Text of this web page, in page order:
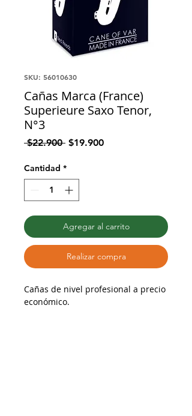
SKU: 56010630
Cañas Marca (France)
Superieure Saxo Tenor,
N°3
$22.900 Precio
$19.900Precio
Cantidad *
Agregar al carrito
Realizar compra
Cañas de nivel profesional a precio
económico.